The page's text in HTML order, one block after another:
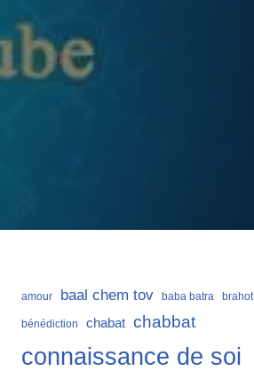
amour baal chem tov baba batra brahot
bénédiction chabat chabbat
connaissance de soi